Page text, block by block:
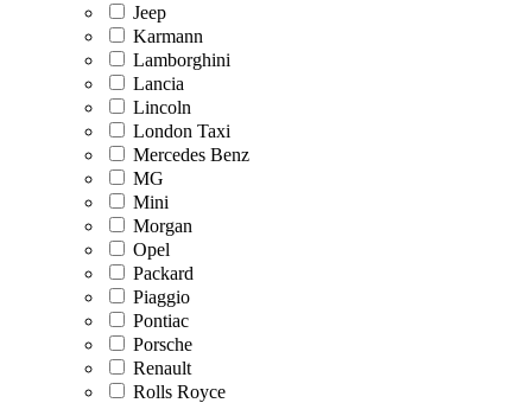
Jeep
Karmann
Lamborghini
Lancia
Lincoln
London Taxi
Mercedes Benz
MG
Mini
Morgan
Opel
Packard
Piaggio
Pontiac
Porsche
Renault
Rolls Royce